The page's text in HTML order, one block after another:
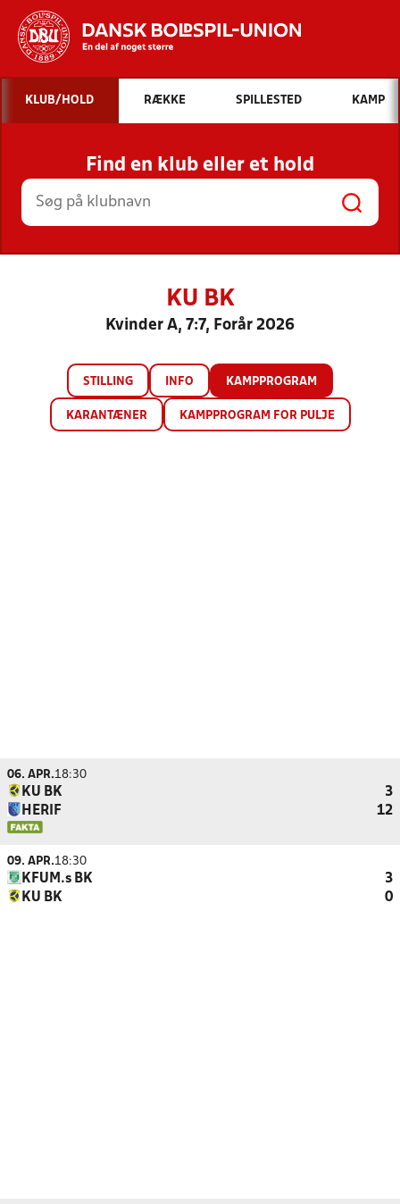
Hvad vil du søge efter?
INDHOLD OG NYHEDER
STILLINGER, RESULTATER, KLUBBER OG
HOLD
KLUB/HOLD RÆKKE SPILLESTED KAMP
Find en klub eller et hold
KU BK
Kvinder A, 7:7, Forår 2026
STILLING INFO KAMPPROGRAM
KARANTÆNER KAMPPROGRAM FOR PULJE
06. APR.18:30
KU BK
3
HERIF
12
09. APR.18:30
KFUM.s BK
3
KU BK
0